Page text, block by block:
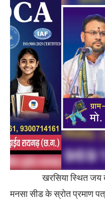
खरसिया स्थित जय
मनसा सीड के स्रोत प्रमाण